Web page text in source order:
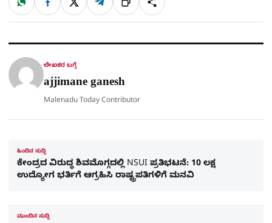
ಹಂಚಿಕೊಳ್ಳಿ
W
a
t
p
p
F
c
e
o
k
X T
l
e
a
m
ಲಿಂ
ಕ್
S
h
a
ಲೇಖಕರ ಬಗ್ಗೆ
ajjimane ganesh
Malenadu Today Contributor
ಹಿಂದಿನ ಸುದ್ದಿ
ಕೇಂದ್ರದ ವಿರುದ್ಧ ಶಿವಮೊಗ್ಗದಲ್ಲಿ NSUI ಪ್ರತಿಭಟನೆ: 10 ಲಕ್ಷ
ಉದ್ಯೋಗ ಭರ್ತಿಗೆ ಆಗ್ರಹಿಸಿ ರಾಷ್ಟ್ರಪತಿಗಳಿಗೆ ಮನವಿ
ಮುಂದಿನ ಸುದ್ದಿ